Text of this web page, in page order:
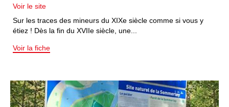
Voir le site
Sur les traces des mineurs du XIXe siècle comme si vous y
étiez ! Dès la fin du XVIIe siècle, une...
Voir la fiche